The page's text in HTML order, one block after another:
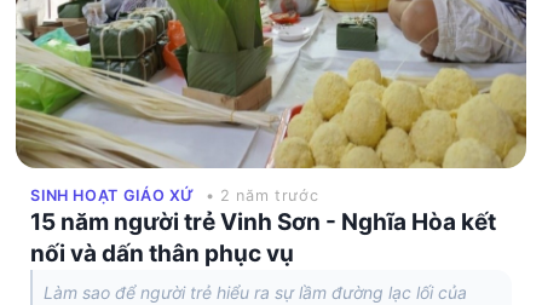
SINH HOẠT GIÁO XỨ • 2 năm trước
15 năm người trẻ Vinh Sơn - Nghĩa Hòa kết
nối và dấn thân phục vụ
Làm sao để người trẻ hiểu ra sự lầm đường lạc lối của